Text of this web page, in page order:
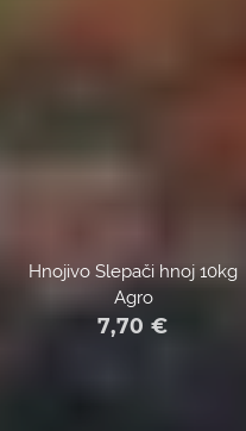
Hnojivo Slepači hnoj 10kg
Agro
7,70 €